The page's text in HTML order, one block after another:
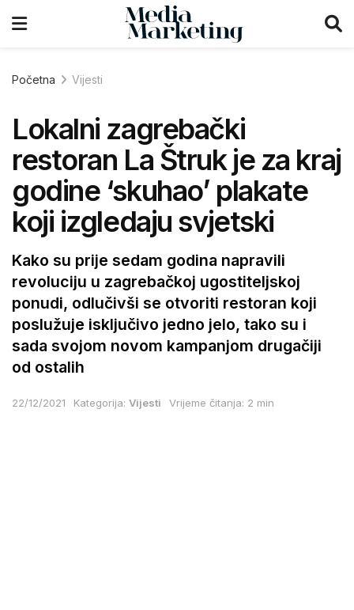
Početna Vijesti
Lokalni zagrebački
restoran La Štruk je za kraj
godine ‘skuhao’ plakate
koji izgledaju svjetski
Kako su prije sedam godina napravili
revoluciju u zagrebačkoj ugostiteljskoj
ponudi, odlučivši se otvoriti restoran koji
poslužuje isključivo jedno jelo, tako su i
sada svojom novom kampanjom drugačiji
od ostalih
22/12/2021 Kategorija: Vijesti Vrijeme čitanja: 2 min